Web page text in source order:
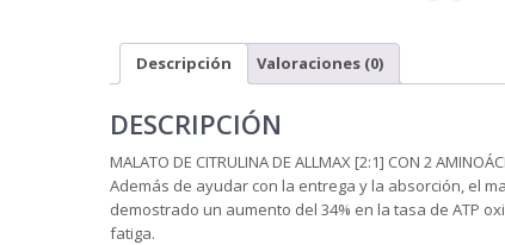
Descripción Valoraciones (0)
DESCRIPCIÓN
MALATO DE CITRULINA DE ALLMAX [2:1] CON 2
Además de ayudar con la entrega y la absorción, el
demostrado un aumento del 34% en la tasa de ATP
fatiga.